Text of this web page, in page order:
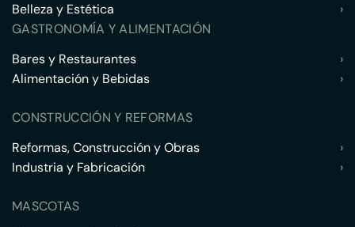
Belleza y Estética
›
GASTRONOMÍA Y ALIMENTACIÓN
Bares y Restaurantes
›
Alimentación y Bebidas
›
CONSTRUCCIÓN Y REFORMAS
Reformas, Construcción y Obras
›
Industria y Fabricación
›
MASCOTAS